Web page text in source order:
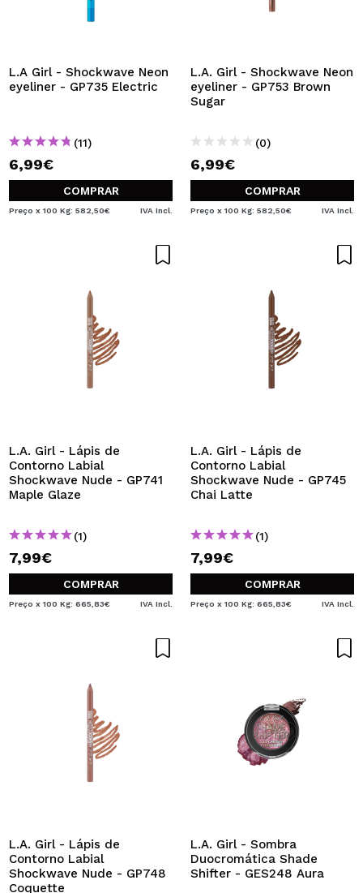
L.A Girl - Shockwave Neon
eyeliner - GP735 Electric
(11)
6,99€
COMPRAR
Preço x 100 Kg: 582,50€ IVA Incl.
L.A. Girl - Shockwave Neon
eyeliner - GP753 Brown
Sugar
(0)
6,99€
COMPRAR
Preço x 100 Kg: 582,50€ IVA Incl.
L.A. Girl - Lápis de
Contorno Labial
Shockwave Nude - GP741
Maple Glaze
(1)
7,99€
COMPRAR
Preço x 100 Kg: 665,83€ IVA Incl.
L.A. Girl - Lápis de
Contorno Labial
Shockwave Nude - GP745
Chai Latte
(1)
7,99€
COMPRAR
Preço x 100 Kg: 665,83€ IVA Incl.
L.A. Girl - Lápis de
Contorno Labial
Shockwave Nude - GP748
Coquette
L.A. Girl - Sombra
Duocromática Shade
Shifter - GES248 Aura